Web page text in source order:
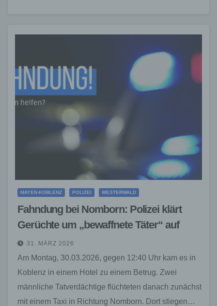
MAYEN-KOBLENZ POLIZEI WESTERWALD
Fahndung bei Nomborn: Polizei klärt
Gerüchte um „bewaffnete Täter“ auf
31. MÄRZ 2026
Am Montag, 30.03.2026, gegen 12:40 Uhr kam es in
Koblenz in einem Hotel zu einem Betrug. Zwei
männliche Tatverdächtige flüchteten danach zunächst
mit einem Taxi in Richtung Nomborn. Dort stiegen…